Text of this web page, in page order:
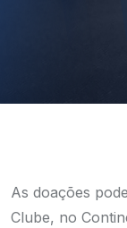
As doações
Clube, no